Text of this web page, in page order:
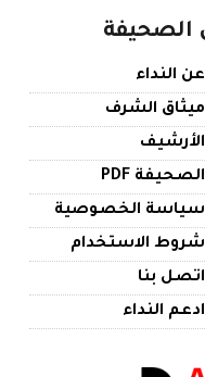
الصحيفة
عن النداء
ميثاق الشرف
الأرشيف
الصحيفة PDF
سياسة الخصوصية
شروط الاستخدام
اتصل بنا
ادعم النداء